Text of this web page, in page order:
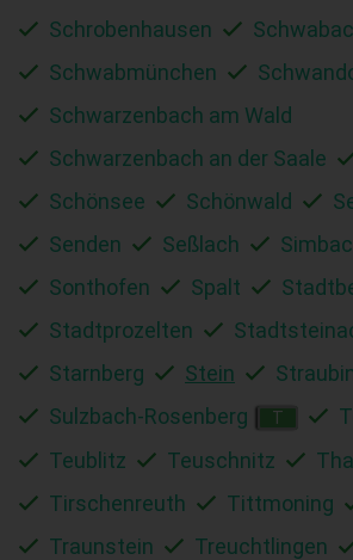
Schrobenhausen
Schwabmünchen
Schwarzenbach am Wald
Schwarzenbach an der Saale
Schönsee
Schönwald
Senden
Seßlach
Sonthofen
Spalt
Stadtprozelten
Starnberg
Stein
Sulzbach-Rosenberg
T
Teublitz
Teuschnitz
Tirschenreuth
Tittmoning
Traunstein
Treuchtlingen